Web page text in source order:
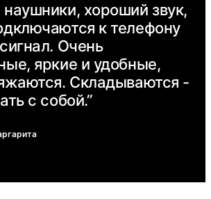
хороший звук,
к телефону
Очень
яркие и удобные,
Складываются -
с собой.”